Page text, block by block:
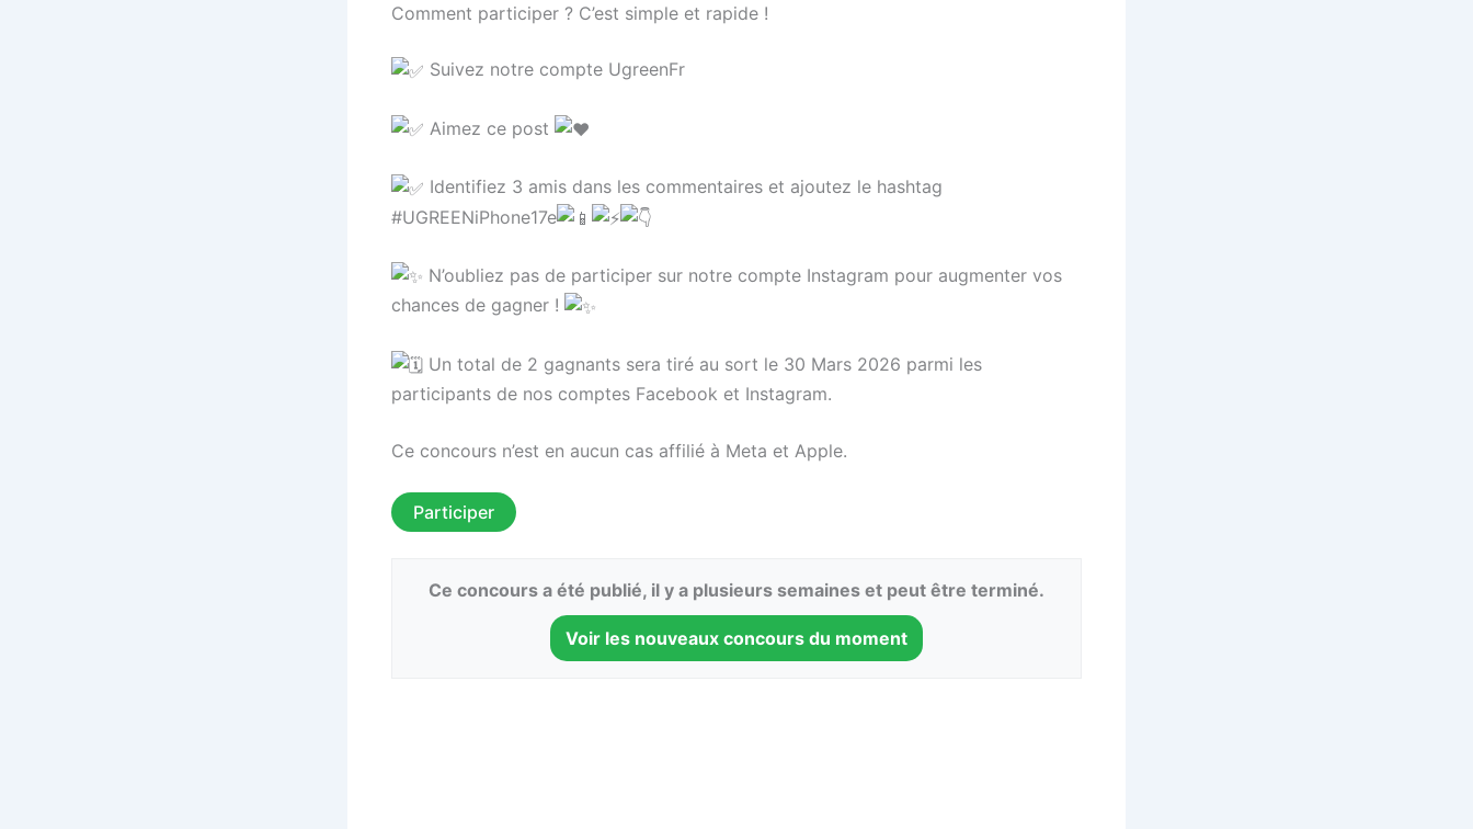
Comment participer ? C’est simple et rapide !
Suivez notre compte UgreenFr
Aimez ce post
Identifiez 3 amis dans les commentaires et ajoutez le hashtag
#UGREENiPhone17e
N’oubliez pas de participer sur notre compte Instagram pour augmenter vos
chances de gagner !
Un total de 2 gagnants sera tiré au sort le 30 Mars 2026 parmi les
participants de nos comptes Facebook et Instagram.
Ce concours n’est en aucun cas affilié à Meta et Apple.
Participer
Ce concours a été publié, il y a plusieurs semaines et peut être terminé.
Voir les nouveaux concours du moment